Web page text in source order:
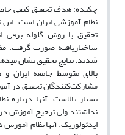
چکیده: هدف تحقیق کیفی
تحقیق با روش گلوله برفی
ساختاریافته صورت گرفت.
شدند. نتایج تحقیق نشان
بالای متوسط جامعه ایران
مشارکت‌کنندگان تحقیق در
بسیار بالاست. آنها
نداشتند ولی ترجیح آموزش
ایدئولوژیک. آنها نظام